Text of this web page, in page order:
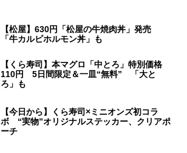
【松屋】630円「松屋の牛焼肉丼」発売
「牛カルビホルモン丼」も
【くら寿司】本マグロ「中とろ」特別価格
110円 5日間限定＆一皿“無料” 「大と
ろ」も
【今日から】くら寿司×ミニオンズ初コラ
ボ “実物”オリジナルステッカー、クリアポ
ーチ